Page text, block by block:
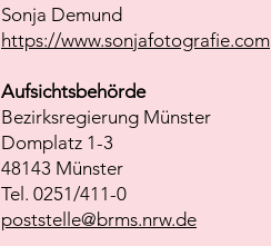
Sonja Demund
https://www.sonjafotografie.com
Aufsichtsbehörde
Bezirksregierung Münster
Domplatz 1-3
48143 Münster
Tel. 0251/411-0
poststelle@brms.nrw.de